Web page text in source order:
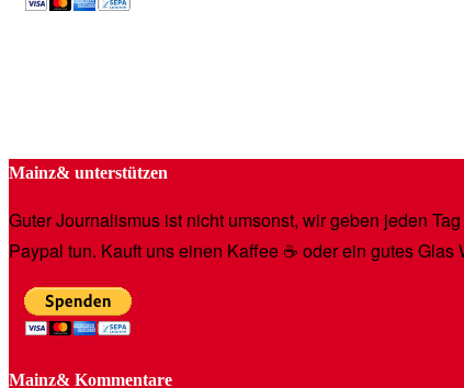
Mainz& unterstützen
Guter Journalismus ist nicht umsonst, wir geben jeden
Paypal tun. Kauft uns einen Kaffee ☕️ oder ein gutes
Mainz& Kommentare